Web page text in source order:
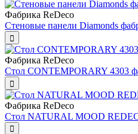
Фабрика ReDeco
Стеновые панели Diamonds
Фабрика ReDeco
Стол CONTEMPORARY 4303
Фабрика ReDeco
Стол NATURAL MOOD